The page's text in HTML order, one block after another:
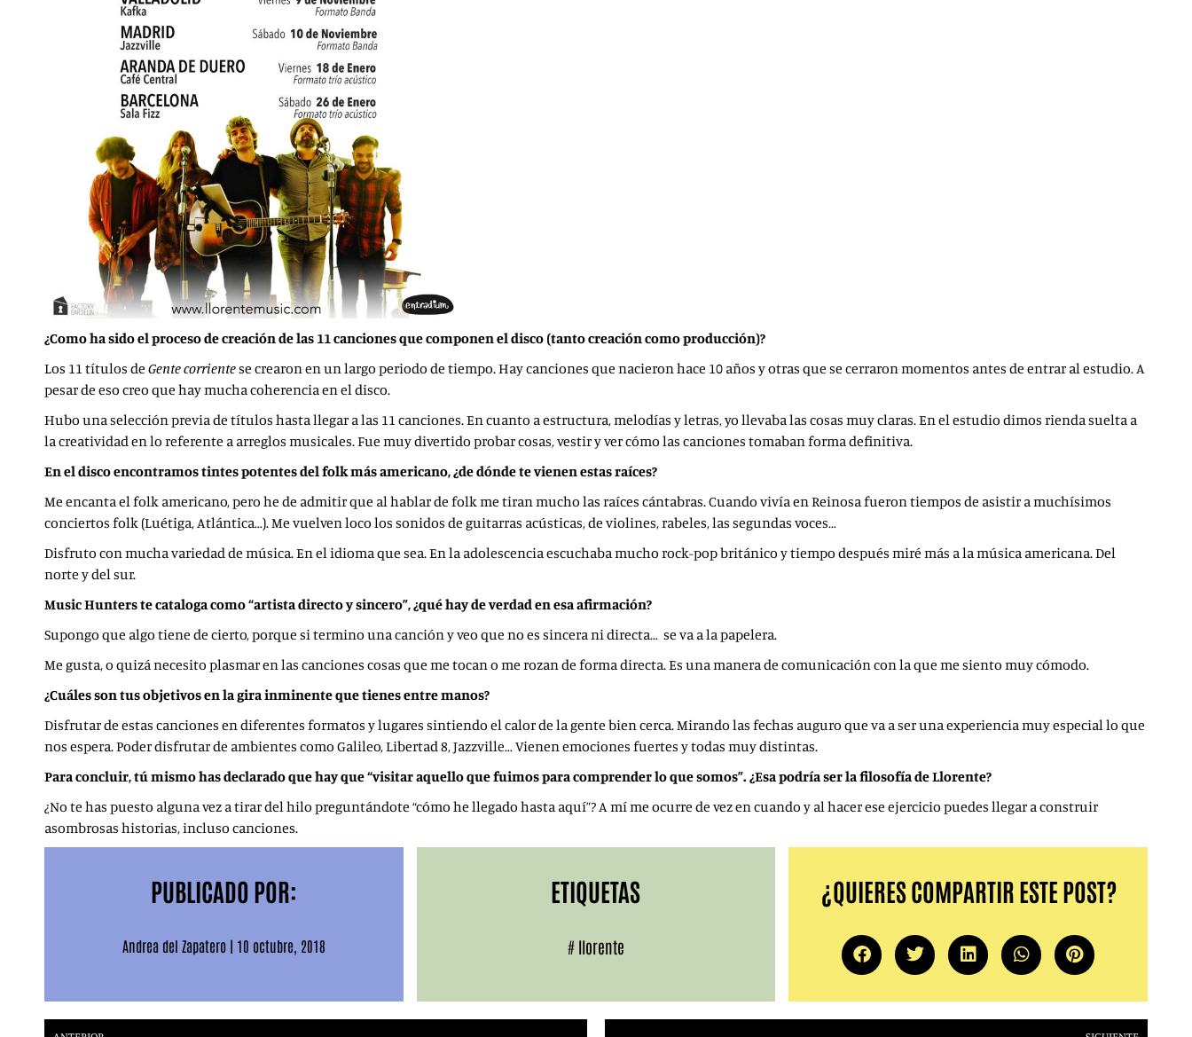
¿Como ha sido el proceso de creación de las 11 canciones que componen el disco (tanto creación como producción)?
Los 11 títulos de Gente corrientese crearon en un largo periodo de tiempo. Hay canciones que nacieron hace 10 años y otras que se cerraron momentos antes de entrar al estudio. A
pesar de eso creo que hay mucha coherencia en el disco.
Hubo una selección previa de títulos hasta llegar a las 11 canciones. En cuanto a estructura, melodías y letras, yo llevaba las cosas muy claras. En el estudio dimos rienda suelta a
la creatividad en lo referente a arreglos musicales. Fue muy divertido probar cosas, vestir y ver cómo las canciones tomaban forma definitiva.
En el disco encontramos tintes potentes del folk más americano, ¿de dónde te vienen estas raíces?
Me encanta el folk americano, pero he de admitir que al hablar de folk me tiran mucho las raíces cántabras. Cuando vivía en Reinosa fueron tiempos de asistir a muchísimos
conciertos folk (Luétiga, Atlántica…). Me vuelven loco los sonidos de guitarras acústicas, de violines, rabeles, las segundas voces…
Disfruto con mucha variedad de música. En el idioma que sea. En la adolescencia escuchaba mucho rock-pop británico y tiempo después miré más a la música americana. Del
norte y del sur.
Music Hunters te cataloga como “artista directo y sincero”, ¿qué hay de verdad en esa afirmación?
Supongo que algo tiene de cierto, porque si termino una canción y veo que no es sincera ni directa… se va a la papelera.
Me gusta, o quizá necesito plasmar en las canciones cosas que me tocan o me rozan de forma directa. Es una manera de comunicación con la que me siento muy cómodo.
¿Cuáles son tus objetivos en la gira inminente que tienes entre manos?
Disfrutar de estas canciones en diferentes formatos y lugares sintiendo el calor de la gente bien cerca. Mirando las fechas auguro que va a ser una experiencia muy especial lo que
nos espera. Poder disfrutar de ambientes como Galileo, Libertad 8, Jazzville… Vienen emociones fuertes y todas muy distintas.
Para concluir, tú mismo has declarado que hay que “visitar aquello que fuimos para comprender lo que somos”. ¿Esa podría ser la filosofía de Llorente?
¿No te has puesto alguna vez a tirar del hilo preguntándote “cómo he llegado hasta aquí”? A mí me ocurre de vez en cuando y al hacer ese ejercicio puedes llegar a construir
asombrosas historias, incluso canciones.
PUBLICADO POR:
Andrea del Zapatero | 10 octubre, 2018
ETIQUETAS
# llorente
¿QUIERES COMPARTIR ESTE POST?